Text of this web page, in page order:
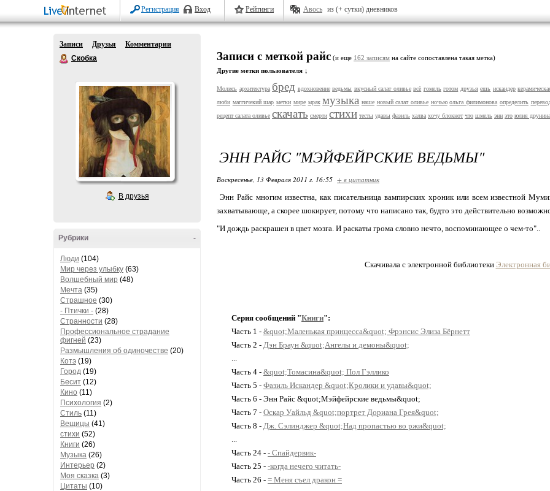
Регистрация Вход Рейтинги Авось из (+ сутки) дневников
Записи Друзья
Комментарии
Скобка
В друзья
-
Рубрики
Люди (104)
Мир через улыбку (63)
Волшебный мир (48)
Мечта (35)
Страшное (30)
- Птички - (28)
Странности (28)
Профессиональное страдание
фигней (23)
Размышления об одиночестве (20)
Котэ (19)
Город (19)
Бесит (12)
Кино (11)
Психология (2)
Стиль (11)
Вещицы (41)
стихи (52)
Книги (26)
Музыка (26)
Интерьер (2)
Моя сказка (3)
Цитаты (10)
Записи с меткой райс (и еще 162 записям на сайте сопоставлена такая метка)
Другие метки пользователя ↓
Молись архитектура бред вдохновение ведьмы вкусный салат оливье всё гомель готом друзья ешь искандер
люби маггичекий шар метки мире мрак музыка наше новый салат оливье ночью ольга филимонова определить
рецепт салата оливье скачать смерти стихи тесты удавы фазиль халва хочу блокнот что шмель энн это юлия друнина
ЭНН РАЙС "МЭЙФЕЙРСКИЕ ВЕДЬМЫ"
Воскресенье, 13 Февраля 2011 г. 16:55 + в цитатник
Энн Райс многим известна, как писательница вампирских хроник или всем известной
захватывающе, а скорее шокирует, потому что написано так, будто это действительно
"И дождь раскрашен в цвет мозга. И раскаты грома словно нечто, воспоминающее о чем-то"..
Скачивала с электронной библиотеки Электронная
Серия сообщений "Книги":
Часть 1 - &quot;Маленькая принцесса&quot; Фрэнсис Элиза Бёрнетт
Часть 2 - Дэн Браун &quot;Ангелы и демоны&quot;
...
Часть 4 - &quot;Томасина&quot; Пол Гэллико
Часть 5 - Фазиль Искандер &quot;Кролики и удавы&quot;
Часть 6 - Энн Райс &quot;Мэйфейрские ведьмы&quot;
Часть 7 - Оскар Уайльд &quot;портрет Дориана Грея&quot;
Часть 8 - Дж. Сэлинджер &quot;Над пропастью во ржи&quot;
...
Часть 24 - - Спайдервик-
Часть 25 - -когда нечего читать-
Часть 26 - = Меня съел дракон =